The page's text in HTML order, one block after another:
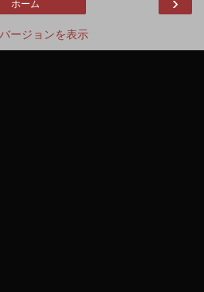
ホーム
ージョンを表示